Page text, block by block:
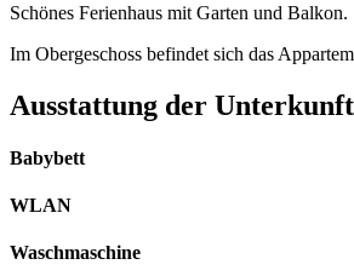
Schönes Ferienhaus mit Garten und Balkon.
Im Obergeschoss befindet sich das
Ausstattung der Unterkunft
Babybett
WLAN
Waschmaschine